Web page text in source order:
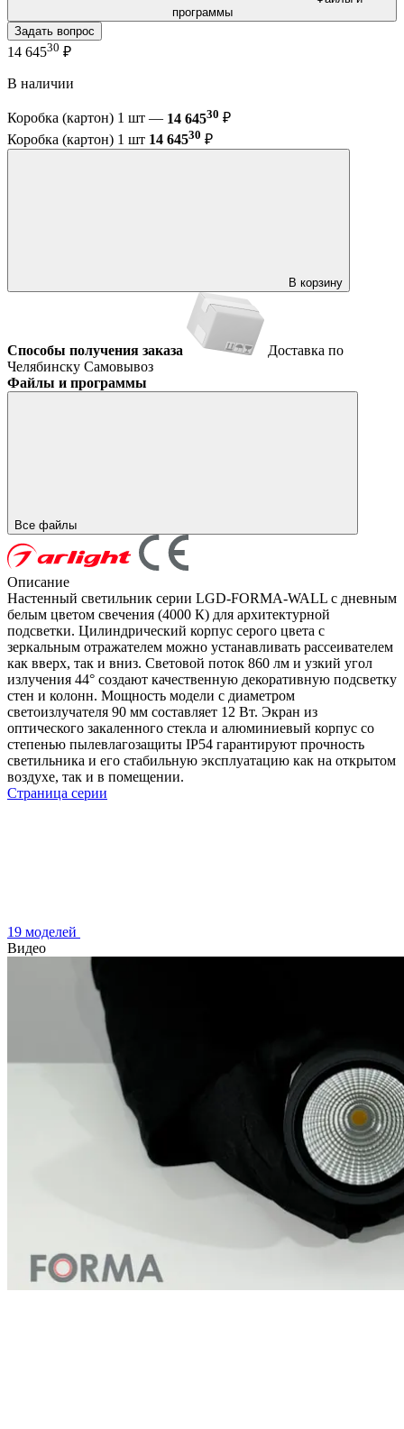
программы
Задать вопрос
14 64530 ₽
В наличии
Коробка (картон) 1 шт — 14 64530 ₽
Коробка (картон) 1 шт 14 64530 ₽
В корзину
Способы получения заказа
Доставка по
Челябинску Самовывоз
Файлы и программы
Все файлы
Описание
Настенный светильник серии LGD-FORMA-WALL с дневным
белым цветом свечения (4000 К) для архитектурной
подсветки. Цилиндрический корпус серого цвета с
зеркальным отражателем можно устанавливать рассеивателем
как вверх, так и вниз. Световой поток 860 лм и узкий угол
излучения 44° создают качественную декоративную подсветку
стен и колонн. Мощность модели с диаметром
светоизлучателя 90 мм составляет 12 Вт. Экран из
оптического закаленного стекла и алюминиевый корпус со
степенью пылевлагозащиты IP54 гарантируют прочность
светильника и его стабильную эксплуатацию как на открытом
воздухе, так и в помещении.
Страница серии
19 моделей
Видео